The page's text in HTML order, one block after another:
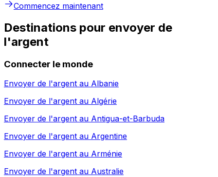
Commencez maintenant
Destinations pour envoyer de
l'argent
Connecter le monde
Envoyer de l'argent au Albanie
Envoyer de l'argent au Algérie
Envoyer de l'argent au Antigua-et-Barbuda
Envoyer de l'argent au Argentine
Envoyer de l'argent au Arménie
Envoyer de l'argent au Australie